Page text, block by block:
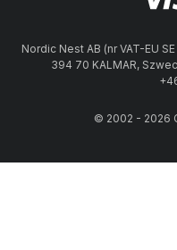
Nordic Nest AB (nr VAT-EU
394 70 KALMAR,
© 2002 - 2026